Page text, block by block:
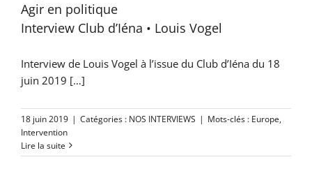
Agir en politique
Interview Club d’Iéna • Louis Vogel
Interview de Louis Vogel à l’issue du Club d’Iéna du 18
juin 2019 […]
18 juin 2019 | Catégories : NOS INTERVIEWS | Mots-clés : Europe,
Intervention
Lire la suite